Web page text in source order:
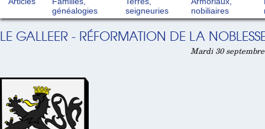
généalogies
seigneuries
nobiliaires
LE GALLEER - RÉFORMATION DE LA
Mardi 30